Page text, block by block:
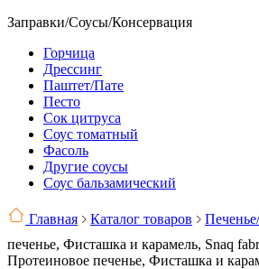
Заправки/Соусы/Консервация
Горчица
Дрессинг
Паштет/Пате
Песто
Сок цитруса
Соус томатный
Фасоль
Другие соусы
Соус бальзамический
Главная Каталог товаров
печенье, Фисташка и карамель, Snaq
Протеиновое печенье, Фисташка и